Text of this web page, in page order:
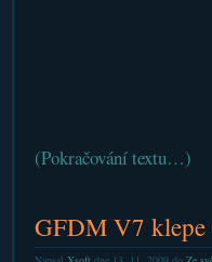
(Pokračování textu…)
GFDM V7 klepe